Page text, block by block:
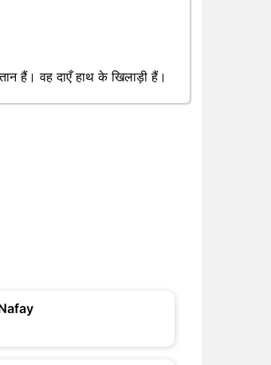
हैं। वह दाएँ हाथ के खिलाड़ी हैं।